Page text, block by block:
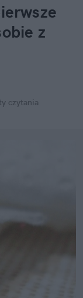
z
czytania